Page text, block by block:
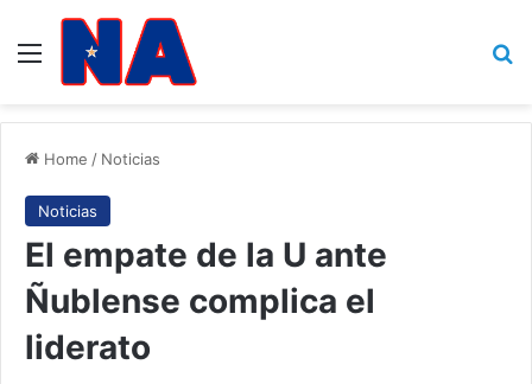
Menu
Home / Noticias
Noticias
El empate de la U ante
Ñublense complica el
liderato